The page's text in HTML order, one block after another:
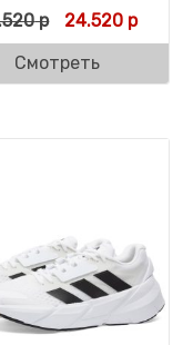
составляла 33.828
33.828 р.
р 24.520 р
Смотреть